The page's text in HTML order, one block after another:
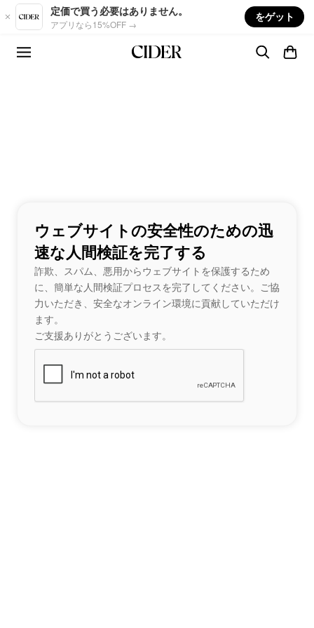
Skip to main content
定価で買う必要はありません。
アプリなら15%OFF →
をゲット
ウェブサイトの安全性のための迅
速な人間検証を完了する
詐欺、スパム、悪用からウェブサイトを保護するため
に、簡単な人間検証プロセスを完了してください。ご協
力いただき、安全なオンライン環境に貢献していただけ
ます。
ご支援ありがとうございます。